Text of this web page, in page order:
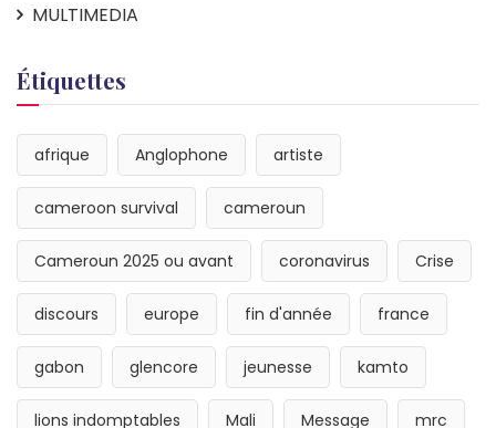
MULTIMEDIA
Étiquettes
afrique Anglophone artiste
cameroon survival cameroun
Cameroun 2025 ou avant coronavirus Crise
discours europe fin d'année france
gabon glencore jeunesse kamto
lions indomptables Mali Message mrc